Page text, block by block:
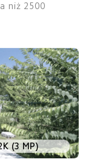
niż 2500
(3 MP)